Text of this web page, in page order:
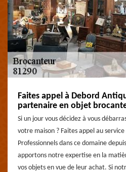
Faites appel à Debord
partenaire en objet
Si un jour vous décidez à vous
votre maison ? Faites appel au
Professionnels dans ce domaine
apportons notre expertise en la
vos objets en vue de leur achat. Si